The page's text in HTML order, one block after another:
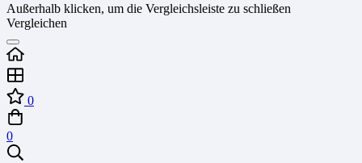
Außerhalb klicken, um die Vergleichsleiste zu schließen
Vergleichen
0
0